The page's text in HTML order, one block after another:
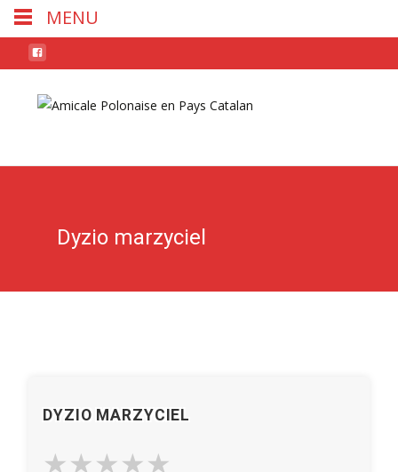
Dyzio marzyciel
DYZIO MARZYCIEL
MENU